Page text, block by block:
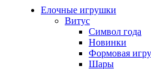
Елочные игрушки
Витус
Символ года
Новинки
Формовая
Шары